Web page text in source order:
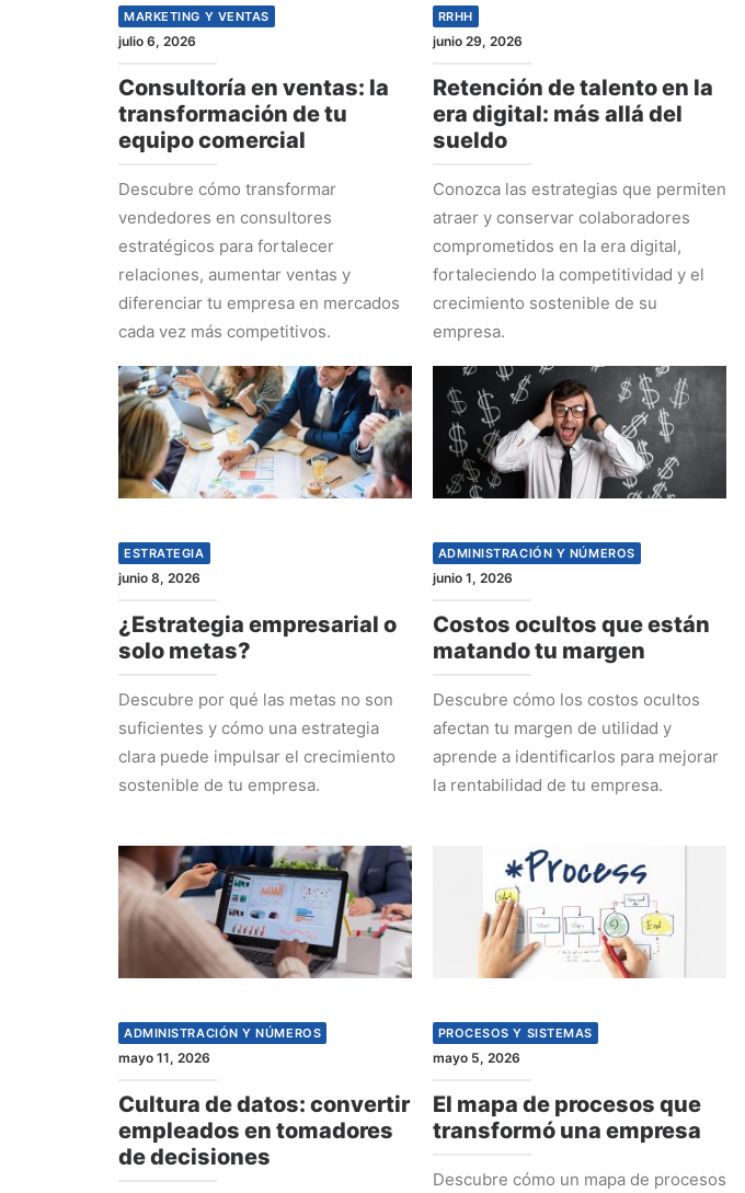
MARKETING Y VENTAS
julio 6, 2026
Consultoría en ventas: la
transformación de tu
equipo comercial
Descubre cómo transformar
vendedores en consultores
estratégicos para fortalecer
relaciones, aumentar ventas y
diferenciar tu empresa en mercados
cada vez más competitivos.
RRHH
junio 29, 2026
Retención de talento en la
era digital: más allá del
sueldo
Conozca las estrategias que permiten
atraer y conservar colaboradores
comprometidos en la era digital,
fortaleciendo la competitividad y el
crecimiento sostenible de su
empresa.
ESTRATEGIA
junio 8, 2026
¿Estrategia empresarial o
solo metas?
Descubre por qué las metas no son
suficientes y cómo una estrategia
clara puede impulsar el crecimiento
sostenible de tu empresa.
ADMINISTRACIÓN Y NÚMEROS
junio 1, 2026
Costos ocultos que están
matando tu margen
Descubre cómo los costos ocultos
afectan tu margen de utilidad y
aprende a identificarlos para mejorar
la rentabilidad de tu empresa.
ADMINISTRACIÓN Y NÚMEROS
mayo 11, 2026
Cultura de datos: convertir
empleados en tomadores
de decisiones
PROCESOS Y SISTEMAS
mayo 5, 2026
El mapa de procesos que
transformó una empresa
Descubre cómo un mapa de procesos